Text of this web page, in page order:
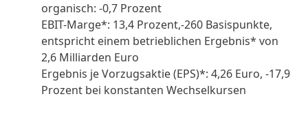
organisch: -0,7 Prozent
EBIT-Marge*: 13,4 Prozent,-260 Basispunkte,
entspricht einem betrieblichen Ergebnis* von
2,6 Milliarden Euro
Ergebnis je Vorzugsaktie(EPS)*: 4,26 Euro, -17,9
Prozent bei konstanten Wechselkursen